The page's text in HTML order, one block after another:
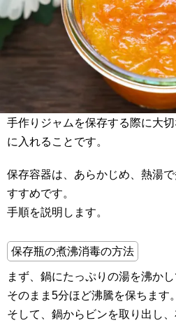
手作りジャムを保存する際に大
に入れることです。
保存容器は、あらかじめ、熱湯
すすめです。
手順を説明します。
保存瓶の煮沸消毒の方法
まず、鍋にたっぷりの湯を沸か
そのまま5分ほど沸騰を保ちます。
そして、鍋からビンを取り出し